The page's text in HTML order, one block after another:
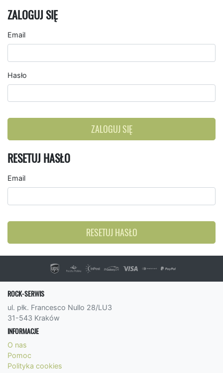
ZALOGUJ SIĘ
Email
Hasło
ZALOGUJ SIĘ
RESETUJ HASŁO
Email
RESETUJ HASŁO
ROCK-SERWIS
ul. płk. Francesco Nullo 28/LU3
31-543 Kraków
INFORMACJE
O nas
Pomoc
Polityka cookies